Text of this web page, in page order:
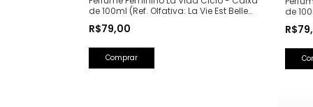
de 100ml (Ref. Olfativa: La Vie Est Belle
Lancôme)
R$79,00
de